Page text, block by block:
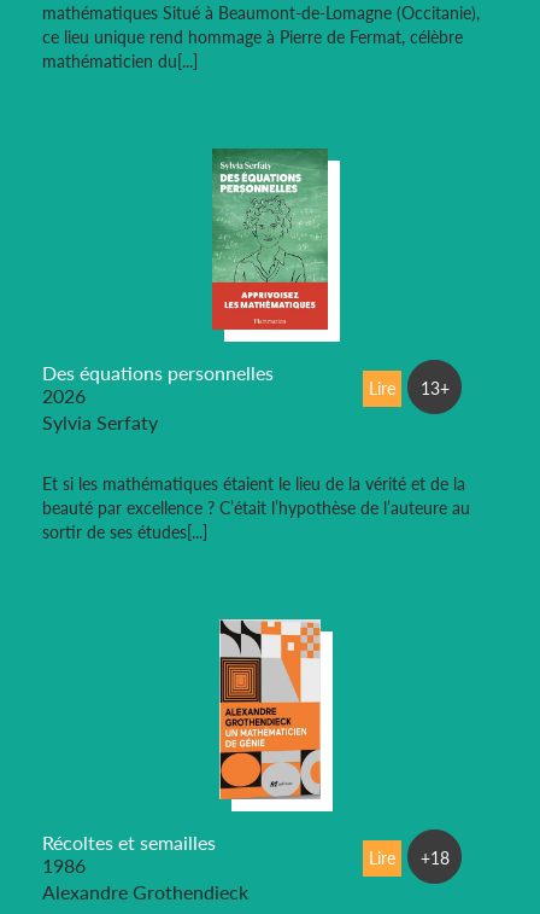
mathématiques Situé à Beaumont-de-Lomagne (Occitanie),
ce lieu unique rend hommage à Pierre de Fermat, célèbre
mathématicien du[...]
Des équations personnelles
2026
Sylvia Serfaty
Et si les mathématiques étaient le lieu de la vérité et de la
beauté par excellence ? C’était l’hypothèse de l’auteure au
sortir de ses études[...]
Lire 13+
Récoltes et semailles
1986
Alexandre Grothendieck
Lire +18